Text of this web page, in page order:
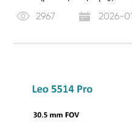
2967 2026-